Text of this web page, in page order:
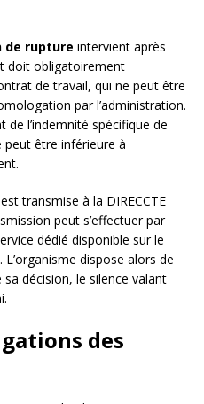
de rupture intervient après
doit obligatoirement
de travail, qui ne peut être
par l’administration.
l’indemnité spécifique de
être inférieure à
transmise à la DIRECCTE
peut s’effectuer par
dédié disponible sur le
L’organisme dispose alors de
décision, le silence valant
des